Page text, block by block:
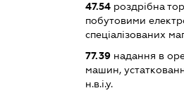
47.54 роздрібна
побутовими
спеціалізованих
77.39 надання в
машин,
н.в.і.у.